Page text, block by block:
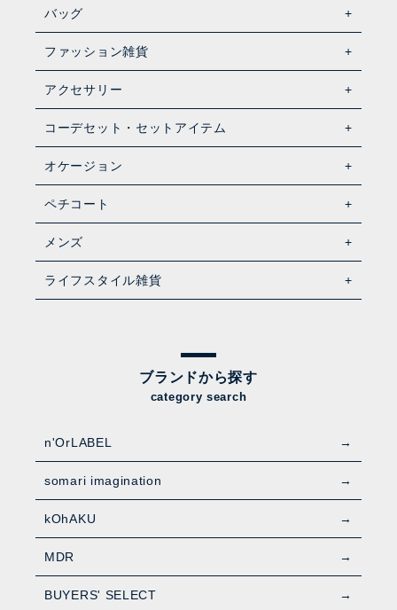
バッグ
ファッション雑貨
アクセサリー
コーデセット・セットアイテム
オケージョン
ペチコート
メンズ
ライフスタイル雑貨
ブランドから探す
category search
n'OrLABEL
somari imagination
kOhAKU
MDR
BUYERS' SELECT